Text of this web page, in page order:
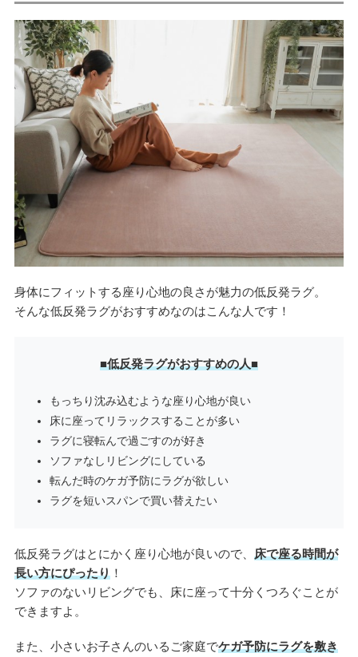
身体にフィットする座り心地の良さが魅力の低反発ラグ。
そんな低反発ラグがおすすめなのはこんな人です！
■低反発ラグがおすすめの人■
もっちり沈み込むような座り心地が良い
床に座ってリラックスすることが多い
ラグに寝転んで過ごすのが好き
ソファなしリビングにしている
転んだ時のケガ予防にラグが欲しい
ラグを短いスパンで買い替えたい
低反発ラグはとにかく座り心地が良いので、 床で座る時間が
長い方にぴったり！
ソファのないリビングでも、床に座って十分くつろぐことが
できますよ。
また、小さいお子さんのいるご家庭でケガ予防にラグを敷き